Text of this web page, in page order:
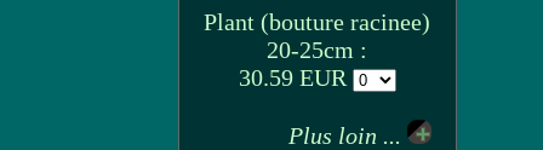
Plant (bouture racinee)
20-25cm :
30.59 EUR
Plus loin ...